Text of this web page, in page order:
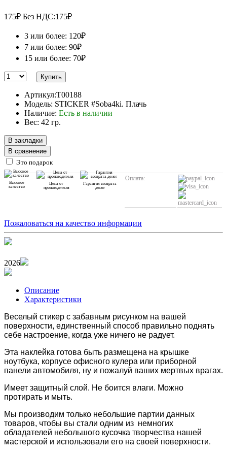
175₽ Без НДС:175₽
3 или более: 120₽
7 или более: 90₽
15 или более: 70₽
Купить
Артикул:T00188
Модель: STICKER #Soba4ki. Плачь
Наличие: Есть в наличии
Вес: 42 гр.
В закладки
В сравнение
Это подарок
Высокое
качество
Цена от
производителя
Гарантия возврата
денег
Оплата:
Пожаловаться на качество информации
2026
Описание
Характеристики
Веселый стикер с забавным рисунком на вашей
поверхности, единственный способ правильно поднять
себе настроение, когда уже ничего не радует.
Эта наклейка готова быть размещена на крышке
ноутбука, корпусе офисного кулера или приборной
панели автомобиля, ну и пожалуй ваших мертвых врагах.
Имеет защитный слой. Не боится влаги. Можно
протирать и мыть.
Мы производим только небольшие партии данных
товаров, чтобы вы стали одним из немногих
обладателей небольшого кусочка творчества нашей
мастерской и использовали его на своей поверхности.